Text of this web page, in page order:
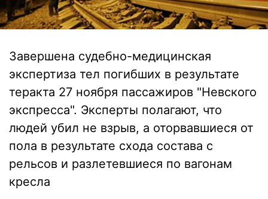
Завершена судебно-медицинская
экспертиза тел погибших в результате
теракта 27 ноября пассажиров "Невского
экспресса". Эксперты полагают, что
людей убил не взрыв, а оторвавшиеся от
пола в результате схода состава с
рельсов и разлетевшиеся по вагонам
кресла